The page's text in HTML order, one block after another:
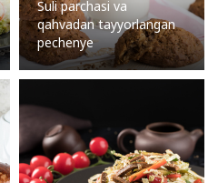
Suli parchasi va
qahvadan tayyorlangan
pechenye